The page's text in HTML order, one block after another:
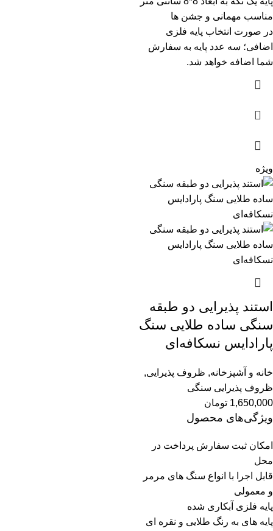
مناسب مهمانی و جشن ها
در صورت انتخاب پایه فلزی
اضافی؛ سه عدد پایه به سفارش
شما اضافه خواهد شد.
ویژه
استند پذیرایی دو طبقه
سنگی ساده طلایی سنگ
پارادایس نسکافه‌ای
خانه و آشپزخانه, ظروف پذیرایی,
ظروف پذیرایی سنگی
1,650,000 تومان
ویژگی‌های محصول
امکان ثبت سفارش پرداخت در
محل
قابل اجرا با انواع سنگ های مرمر
و معمولی
پایه فلزی آبکاری شده
پایه های به رنگ طلایی و نقره ای